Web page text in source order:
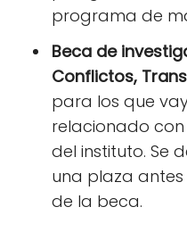
programa de
Beca de
Conflictos,
para los que
relacionado
del instituto. Se
una plaza
de la beca.